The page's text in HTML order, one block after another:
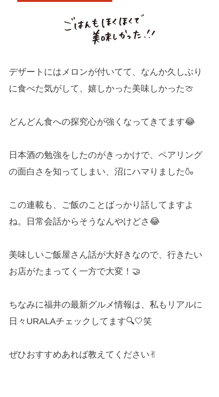
デザートにはメロンが付いてて、なんか久しぶり
に食べた気がして、嬉しかった美味しかった🍈
どんどん食への探究心が強くなってきてます😂
日本酒の勉強をしたのがきっかけで、ペアリング
の面白さを知ってしまい、沼にハマりました🍶
この連載も、ご飯のことばっかり話してますよ
ね。日常会話からそうなんやけどさ😂
美味しいご飯屋さん話が大好きなので、行きたい
お店がたまってく一方で大変！🤝
ちなみに福井の最新グルメ情報は、私もリアルに
日々URALAチェックしてます🔍🤍笑
ぜひおすすめあれば教えてください✌︎